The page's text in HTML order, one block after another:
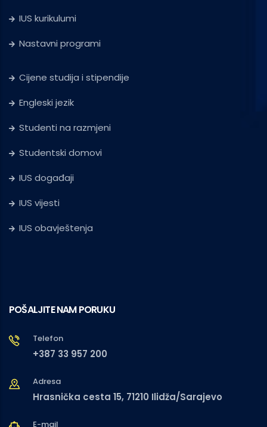
IUS kurikulumi
Nastavni programi
Cijene studija i stipendije
Engleski jezik
Studenti na razmjeni
Studentski domovi
IUS događaji
IUS vijesti
IUS obavještenja
POŠALJITE NAM PORUKU
Telefon
+387 33 957 200
Adresa
Hrasnička cesta 15, 71210 Ilidža/Sarajevo
E-mail